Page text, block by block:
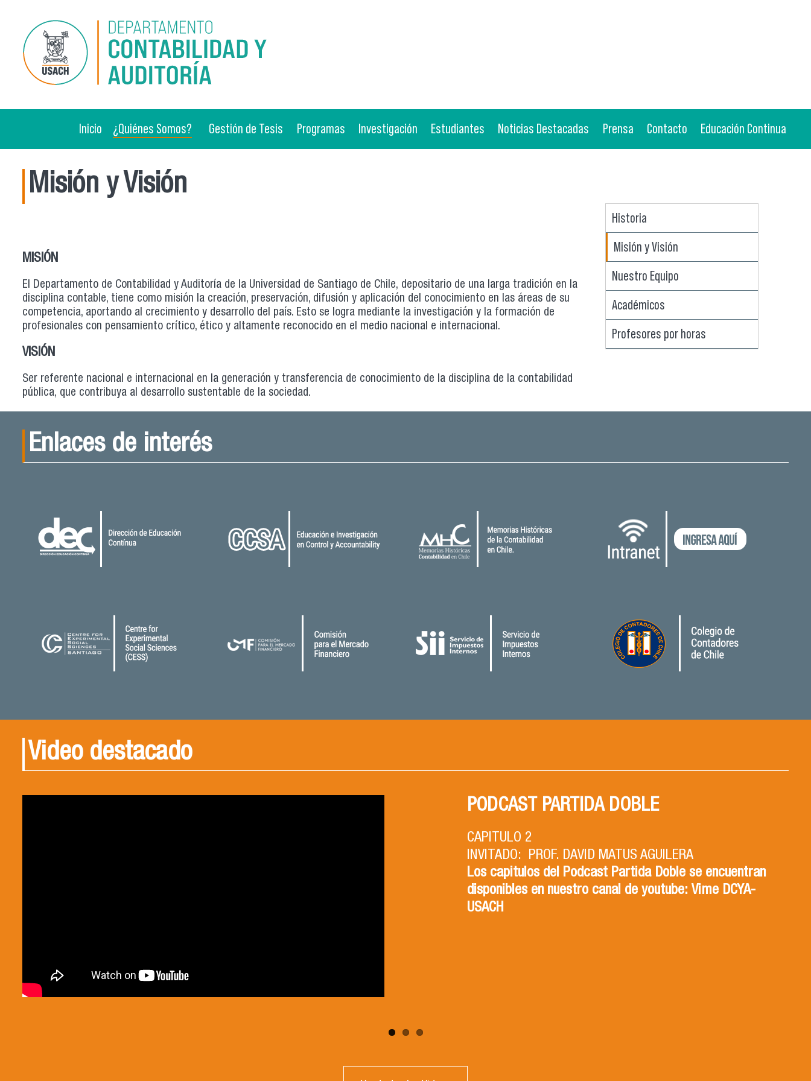
Inicio ¿Quiénes Somos? Gestión de Tesis Programas Investigación Estudiantes Noticias Destacadas Prensa Contacto Educación Continua
Historia
Misión y Visión
Nuestro Equipo
Académicos
Profesores por horas
Misión y Visión
MISIÓN
El Departamento de Contabilidad y Auditoría de la Universidad de Santiago de Chile, depositario de una larga tradición en la
disciplina contable, tiene como misión la creación, preservación, difusión y aplicación del conocimiento en las áreas de su
competencia, aportando al crecimiento y desarrollo del país. Esto se logra mediante la investigación y la formación de
profesionales con pensamiento crítico, ético y altamente reconocido en el medio nacional e internacional.
VISIÓN
Ser referente nacional e internacional en la generación y transferencia de conocimiento de la disciplina de la contabilidad
pública, que contribuya al desarrollo sustentable de la sociedad.
Enlaces de interés
Video destacado
PODCAST PARTIDA DOBLE
CAPITULO 2
INVITADO: PROF. DAVID MATUS AGUILERA
Los capitulos del Podcast Partida Doble se encuentran
disponibles en nuestro canal de youtube: Vime DCYA-
USACH